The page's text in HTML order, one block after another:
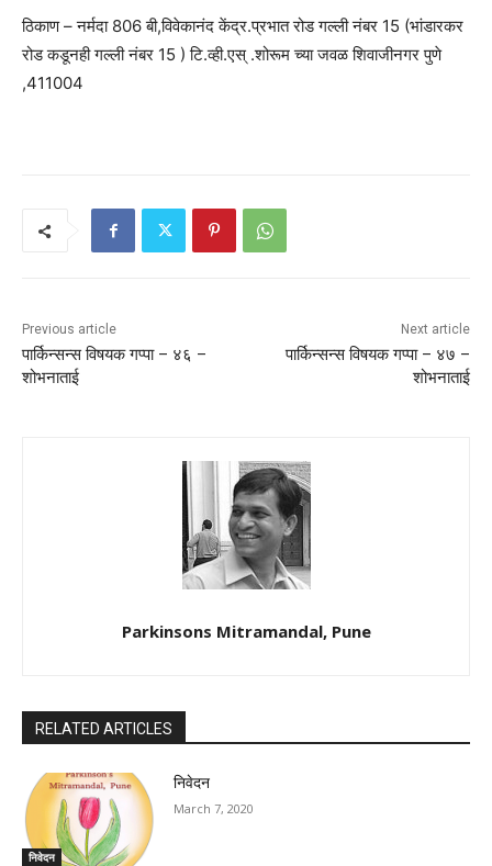
ठिकाण – नर्मदा 806 बी,विवेकानंद केंद्र.प्रभात रोड गल्ली नंबर 15 (भांडारकर
रोड कडूनही गल्ली नंबर 15 ) टि.व्ही.एस् .शोरूम च्या जवळ शिवाजीनगर पुणे
,411004
Previous article
पार्किन्सन्स विषयक गप्पा – ४६ –
शोभनाताई
Next article
पार्किन्सन्स विषयक गप्पा – ४७ –
शोभनाताई
Parkinsons Mitramandal, Pune
RELATED ARTICLES
निवेदन
निवेदन
March 7, 2020